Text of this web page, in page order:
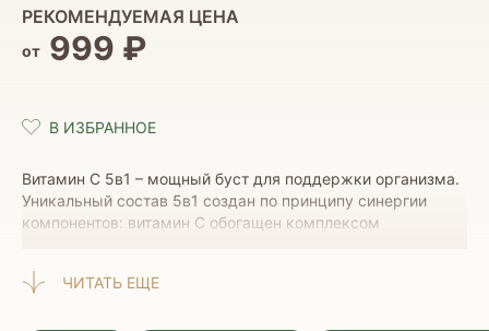
РЕКОМЕНДУЕМАЯ ЦЕНА
от 999 ₽
Витамин С 5в1 – мощный буст для поддержки организма.
Уникальный состав 5в1 создан по принципу синергии
компонентов: витамин С обогащен комплексом
аскорбиновой кислоты), а также усилен флавоноидом
ЧИТАТЬ ЕЩЕ